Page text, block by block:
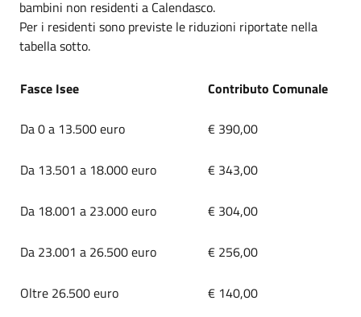
bambini non residenti a Calendasco.
Per i residenti sono previste le riduzioni riportate nella
tabella sotto.
Fasce Isee Contributo Comunale
Da 0 a 13.500 euro € 390,00
Da 13.501 a 18.000 euro € 343,00
Da 18.001 a 23.000 euro € 304,00
Da 23.001 a 26.500 euro € 256,00
Oltre 26.500 euro € 140,00